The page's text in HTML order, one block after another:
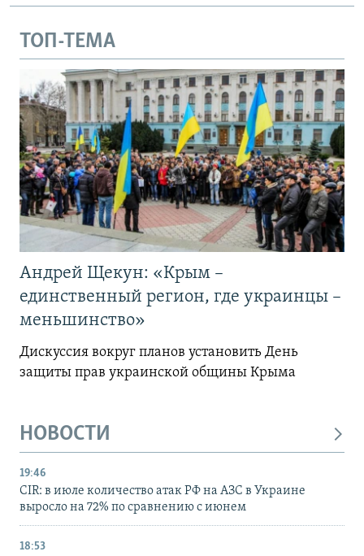
ТОП-ТЕМА
Андрей Щекун: «Крым –
единственный регион, где украинцы –
меньшинство»
Дискуссия вокруг планов установить День
защиты прав украинской общины Крыма
НОВОСТИ
19:46
CIR: в июле количество атак РФ на АЗС в Украине
выросло на 72% по сравнению с июнем
18:53